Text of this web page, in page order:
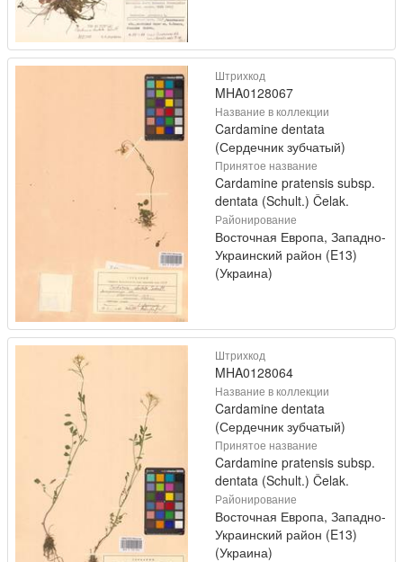
Штрихкод
MHA0128067
Название в коллекции
Cardamine dentata
(Сердечник зубчатый)
Принятое название
Cardamine pratensis subsp.
dentata (Schult.) Čelak.
Районирование
Восточная Европа, Западно-
Украинский район (E13)
(Украина)
Штрихкод
MHA0128064
Название в коллекции
Cardamine dentata
(Сердечник зубчатый)
Принятое название
Cardamine pratensis subsp.
dentata (Schult.) Čelak.
Районирование
Восточная Европа, Западно-
Украинский район (E13)
(Украина)